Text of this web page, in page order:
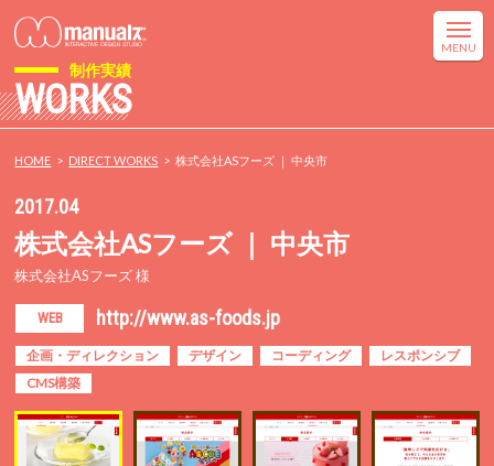
制作実績
WORKS
HOME DIRECT WORKS 株式会社ASフーズ ｜ 中央市
2017.04
株式会社ASフーズ ｜ 中央市
株式会社ASフーズ 様
WEB http://www.as-foods.jp
企画・ディレクション デザイン コーディング
レスポンシブ
CMS構築